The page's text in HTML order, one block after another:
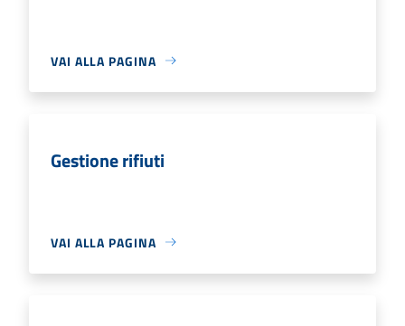
VAI ALLA PAGINA
Gestione rifiuti
VAI ALLA PAGINA